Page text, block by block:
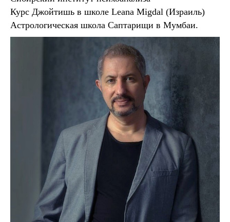
Курс Джойтишь в школе Leana Migdal (Израиль)
Астрологическая школа Саптарищи в Мумбаи.